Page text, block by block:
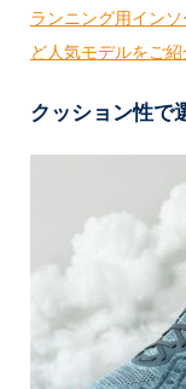
ランニング用イン
ど人気モデルをご紹
クッション性で